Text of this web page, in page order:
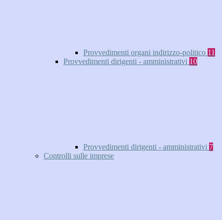
Provvedimenti organi indirizzo-politico 11
Provvedimenti dirigenti - amministrativi 10
Provvedimenti dirigenti - amministrativi 7
Controlli sulle imprese